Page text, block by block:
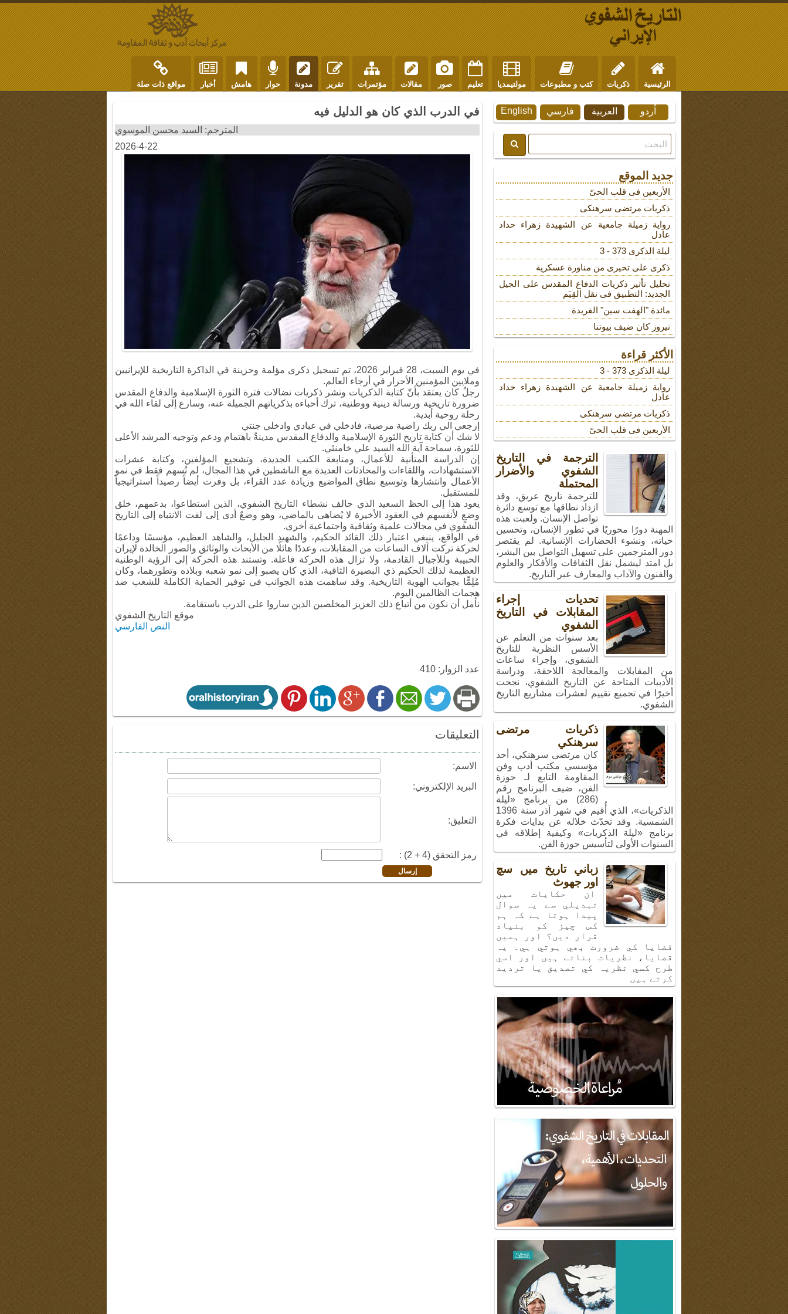
الرئيسية ذكريات كتب و مطبوعات مولتيمديا تعليم صور مقالات مؤتمرات تقرير مدونة حوار هامش أخبار مواقع ذات صلة
في الدرب الذي كان هو الدليل فيه
المترجم: السيد محسن الموسوي
2026-4-22
في يوم السبت، 28 فبراير 2026، تم تسجيل ذكرى مؤلمة وحزينة في الذاكرة التاريخية للإيرانيين
وملايين المؤمنين الأحرار في أرجاء العالم.
رجلٌ كان يعتقد بأنّ كتابة الذكريات ونشر ذكريات نضالات فترة الثورة الإسلامية والدفاع المقدس
ضرورة تاريخية ورسالة دينية ووطنية، ترك أحباءه بذكرياتهم الجميلة عنه، وسارع إلى لقاء الله في
رحلة روحية أبدية.
إرجعي الي ربك راضية مرضية، فادخلي في عبادي وادخلي جنتي
لا شك أن كتابة تاريخ الثورة الإسلامية والدفاع المقدس مدينةٌ باهتمام ودعم وتوجيه المرشد الأعلى
للثورة، سماحة آية الله السيد علي خامنئي.
إن الدراسة المتأنية للأعمال، ومتابعة الكتب الجديدة، وتشجيع المؤلفين، وكتابة عشرات
الاستشهادات، واللقاءات والمحادثات العديدة مع الناشطين في هذا المجال، لم تُسهم فقط في نمو
الأعمال وانتشارها وتوسيع نطاق المواضيع وزيادة عدد القراء، بل وفرت أيضاً رصيداً استراتيجياً
للمستقبل.
يعود هذا إلى الحظ السعيد الذي حالف نشطاء التاريخ الشفوي، الذين استطاعوا، بدعمهم، خلق
وضعٍ لأنفسهم في العقود الأخيرة لا يُضاهى بالماضي، وهو وضعٌ أدى إلى لفت الانتباه إلى التاريخ
الشفوي في مجالات علمية وثقافية واجتماعية أخرى.
في الواقع، ينبغي اعتبار ذلك القائد الحكيم، والشهيد الجليل، والشاهد العظيم، مؤسسًا وداعمًا
لحركة تركت آلاف الساعات من المقابلات، وعددًا هائلًا من الأبحاث والوثائق والصور الخالدة لإيران
الحبيبة وللأجيال القادمة، ولا تزال هذه الحركة فاعلة. وتستند هذه الحركة إلى الرؤية الوطنية
العظيمة لذلك الحكيم ذي البصيرة الثاقبة، الذي كان يصبو إلى نمو شعبه وبلاده وتطورهما، وكان
مُلِمًّا بجوانب الهوية التاريخية. وقد ساهمت هذه الجوانب في توفير الحماية الكاملة للشعب ضد
هجمات الظالمين اليوم.
نأمل أن نكون من أتباع ذلك العزيز المخلصين الذين ساروا على الدرب باستقامة.
موقع التاريخ الشفوي
النص الفارسي
عدد الزوار: 410
التعليقات
الاسم:
البريد الإلكتروني:
التعليق:
رمز التحقق (4 + 2) :
English فارسي العربية اُردو
جديد الموقع
الأربعین فی قلب الحیّ
ذکریات مرتضى سرهنکی
روایة زمیلة جامعیة عن الشهیدة زهراء حداد
عادل
لیلة الذکرى 373 - 3
ذکری علی تحیری من مناورة عسکریة
تحلیل تأثیر ذکریات الدفاع المقدس على الجیل
الجدید: التطبیق فی نقل القِیَم
مائدة "الهفت سین" الفریدة
نیروز کان ضیف بیوتنا
الأكثر قراءة
لیلة الذکرى 373 - 3
روایة زمیلة جامعیة عن الشهیدة زهراء حداد
عادل
ذکریات مرتضى سرهنکی
الأربعین فی قلب الحیّ
الترجمة في التاريخ
الشفوي والأضرار
المحتملة
للترجمة تاريخ عريق، وقد
ازداد نطاقها مع توسع دائرة
تواصل الإنسان. ولعبت هذه
المهنة دورًا محوريًا في تطور الإنسان، وتحسين
حياته، ونشوء الحضارات الإنسانية. لم يقتصر
دور المترجمين على تسهيل التواصل بين البشر،
بل امتد ليشمل نقل الثقافات والأفكار والعلوم
والفنون والآداب والمعارف عبر التاريخ.
تحديات إجراء
المقابلات في التاريخ
الشفوي
بعد سنوات من التعلم عن
الأسس النظرية للتاريخ
الشفوي، وإجراء ساعات
من المقابلات والمعالجة اللاحقة، ودراسة
الأدبيات المتاحة عن التاريخ الشفوي، نجحت
أخيرًا في تجميع تقييم لعشرات مشاريع التاريخ
الشفوي.
ذكريات مرتضى
سرهنكي
كان مرتضى سرهنكي، أحد
مؤسسي مكتب أدب وفن
المقاومة التابع لـ حوزة
الفن، ضيف البرنامج رقم
(286) من برنامج «ليلة
الذكريات»، الذي أُقيم في شهر آذر سنة 1396
الشمسية. وقد تحدّث خلاله عن بدايات فكرة
برنامج «ليلة الذكريات» وكيفية إطلاقه في
السنوات الأولى لتأسيس حوزة الفن.
زباني تاريخ ميں سچ
اور جھوٹ
ان حكايات ميں
تبديلي سے يہ سوال
پيدا ہوتا ہے كہ ہم
كس چيز كو بنياد
قرار ديں؟ اور ہميں
قضايا كي ضرورت بھي ہوتي ہي۔ يہ
قضايا، نظريات بناتے ہيں اور اسي
طرح كسي نظريہ كي تصديق يا ترديد
كرتے ہيں